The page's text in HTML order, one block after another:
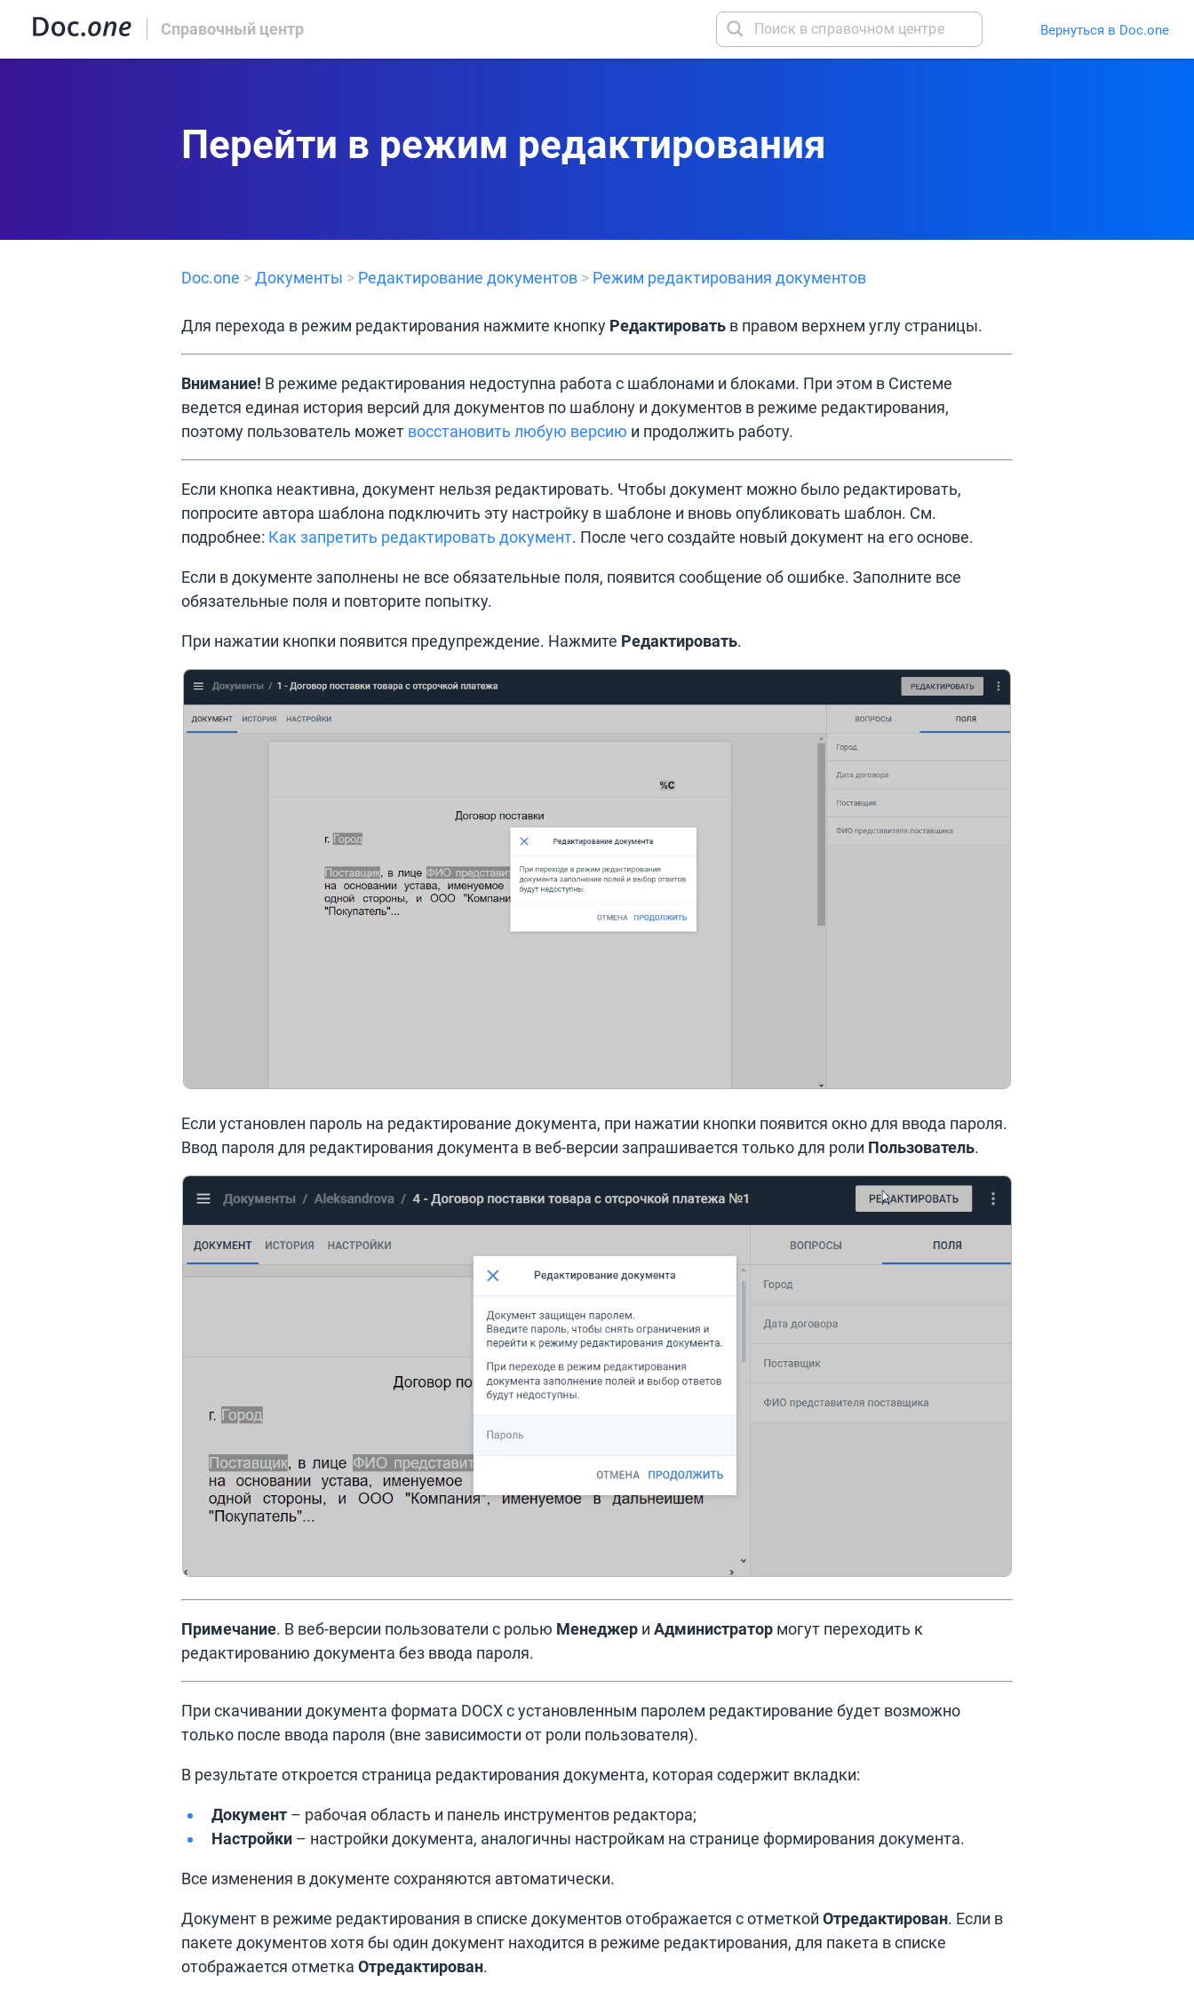
Справочный центр Вернуться в Doc.one
Перейти в режим редактирования
Doc.one >Документы > Редактирование документов > Режим редактирования документов
Для перехода в режим редактирования нажмите кнопку Редактировать в правом верхнем углу страницы.
Внимание! В режиме редактирования недоступна работа с шаблонами и блоками. При этом в Системе
ведется единая история версий для документов по шаблону и документов в режиме редактирования,
поэтому пользователь может восстановить любую версию и продолжить работу.
Если кнопка неактивна, документ нельзя редактировать. Чтобы документ можно было редактировать,
попросите автора шаблона подключить эту настройку в шаблоне и вновь опубликовать шаблон. См.
подробнее: Как запретить редактировать документ. После чего создайте новый документ на его основе.
Если в документе заполнены не все обязательные поля, появится сообщение об ошибке. Заполните все
обязательные поля и повторите попытку.
При нажатии кнопки появится предупреждение. Нажмите Редактировать.
Если установлен пароль на редактирование документа, при нажатии кнопки появится окно для ввода пароля.
Ввод пароля для редактирования документа в веб-версии запрашивается только для роли Пользователь.
Примечание. В веб-версии пользователи с ролью Менеджер и Администратор могут переходить к
редактированию документа без ввода пароля.
При скачивании документа формата DOCX с установленным паролем редактирование будет возможно
только после ввода пароля (вне зависимости от роли пользователя).
В результате откроется страница редактирования документа, которая содержит вкладки:
Документ – рабочая область и панель инструментов редактора;
Настройки – настройки документа, аналогичны настройкам на странице формирования документа.
Все изменения в документе сохраняются автоматически.
Документ в режиме редактирования в списке документов отображается с отметкой Отредактирован. Если в
пакете документов хотя бы один документ находится в режиме редактирования, для пакета в списке
отображается отметка Отредактирован.